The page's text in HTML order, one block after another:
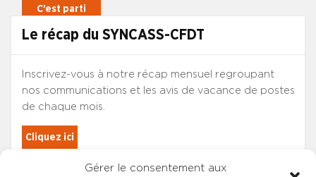
Gérer le consentement aux
Le récap du SYNCASS-CFDT
Inscrivez-vous à notre récap mensuel regroupant
nos communications et les avis de vacance de postes
de chaque mois.
Cliquez ici